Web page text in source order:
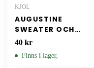
KJOL
AUGUSTINE
SWEATER OCH
SKIRT JUNIOR
40 kr
Finns i lager,